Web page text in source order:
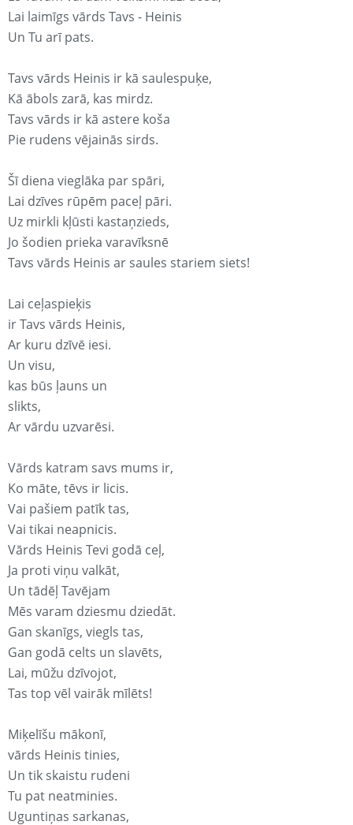
Lai laimīgs vārds Tavs - Heinis
Un Tu arī pats.
Tavs vārds Heinis ir kā saulespuķe,
Kā ābols zarā, kas mirdz.
Tavs vārds ir kā astere koša
Pie rudens vējainās sirds.
Šī diena vieglāka par spāri,
Lai dzīves rūpēm paceļ pāri.
Uz mirkli kļūsti kastaņzieds,
Jo šodien prieka varavīksnē
Tavs vārds Heinis ar saules stariem siets!
Lai ceļaspieķis
ir Tavs vārds Heinis,
Ar kuru dzīvē iesi.
Un visu,
kas būs ļauns un
slikts,
Ar vārdu uzvarēsi.
Vārds katram savs mums ir,
Ko māte, tēvs ir licis.
Vai pašiem patīk tas,
Vai tikai neapnicis.
Vārds Heinis Tevi godā ceļ,
Ja proti viņu valkāt,
Un tādēļ Tavējam
Mēs varam dziesmu dziedāt.
Gan skanīgs, viegls tas,
Gan godā celts un slavēts,
Lai, mūžu dzīvojot,
Tas top vēl vairāk mīlēts!
Miķelīšu mākonī,
vārds Heinis tinies,
Un tik skaistu rudeni
Tu pat neatminies.
Uguntiņas sarkanas,